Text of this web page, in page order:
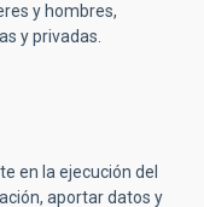
y hombres,
y privadas.
en la ejecución del
aportar datos y